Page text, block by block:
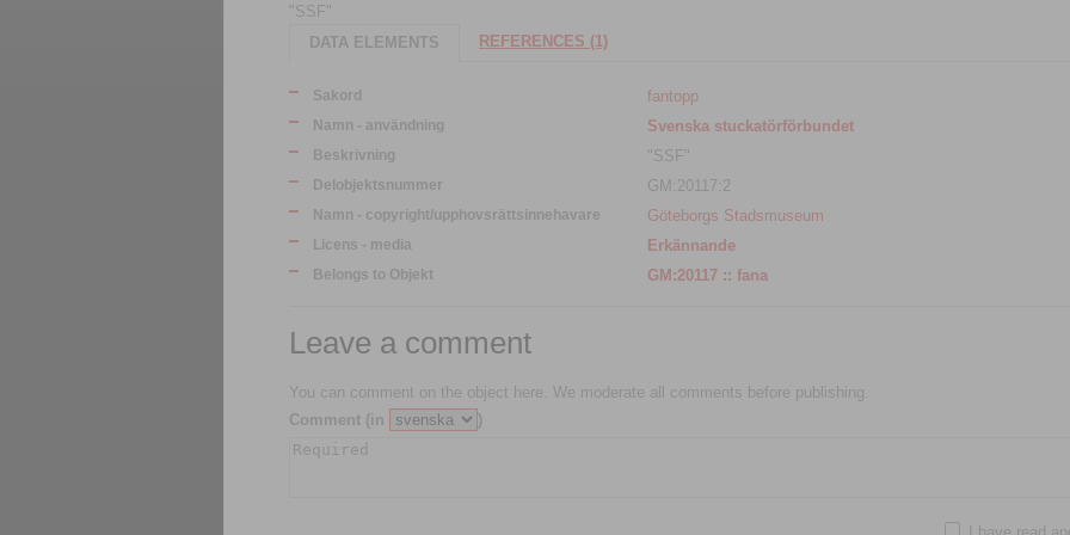
"SSF"
DATA ELEMENTS
REFERENCES (1)
Sakord fantopp
Namn - användning Svenska stuckatörförbundet
Beskrivning "SSF"
Delobjektsnummer GM:20117:2
Namn - copyright/upphovsrättsinnehavare Göteborgs Stadsmuseum
Licens - media Erkännande
Belongs to Objekt GM:20117 :: fana
Leave a comment
You can comment on the object here. We moderate all comments before publishing.
Comment (in
)